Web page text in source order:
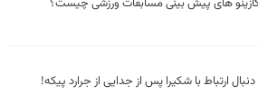
ارتباط با شکیرا پس از جدایی از جرارد پیکه!